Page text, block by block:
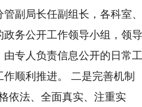
管副局长任副组长，各科室、
务公开工作领导小组，领导
专人负责信息公开的日常工
顺利推进。 二是完善机制
依法、全面真实、注重实